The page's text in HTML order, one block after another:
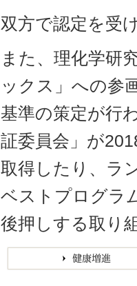
双方で認定を受
また、理化学研
ックス」への参
基準の策定が行
証委員会」が
取得したり、ラ
ベストプログラ
後押しする取り